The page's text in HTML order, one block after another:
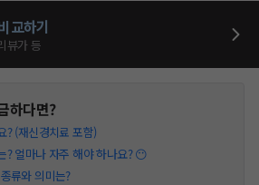
교하기
뷰가 등
하다면?
? (재신경치료 포함)
? 얼마나 자주 해야 하나요? 😶
류와 의미는?